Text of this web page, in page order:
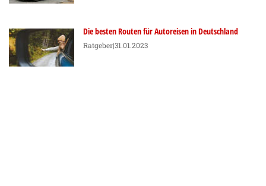
Die besten Routen für Autoreisen in Deutschland
Ratgeber|31.01.2023